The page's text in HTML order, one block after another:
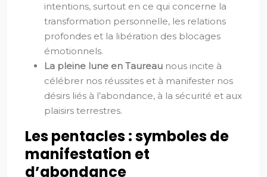
intentions, surtout en ce qui concerne la
transformation personnelle, les relations
profondes et la libération des blocages
émotionnels.
La pleine lune en Taureau nous incite à
célébrer nos réussites et à manifester nos
désirs liés à l’abondance, à la sécurité et aux
plaisirs terrestres.
Les pentacles : symboles de
manifestation et
d’abondance